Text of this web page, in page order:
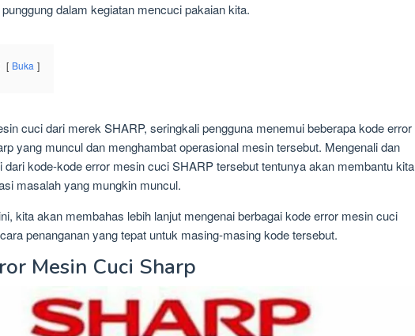
dalam kegiatan mencuci pakaian kita.
Buka
cuci dari merek SHARP, seringkali pengguna menemui beberapa kode error
yang muncul dan menghambat operasional mesin tersebut. Mengenali dan
dari kode-kode error mesin cuci SHARP tersebut tentunya akan membantu kita
masalah yang mungkin muncul.
kita akan membahas lebih lanjut mengenai berbagai kode error mesin cuci
penanganan yang tepat untuk masing-masing kode tersebut.
Mesin Cuci Sharp